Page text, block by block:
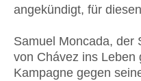
angekündigt, für
Samuel Moncada, der
von Chávez ins Leben
Kampagne gegen